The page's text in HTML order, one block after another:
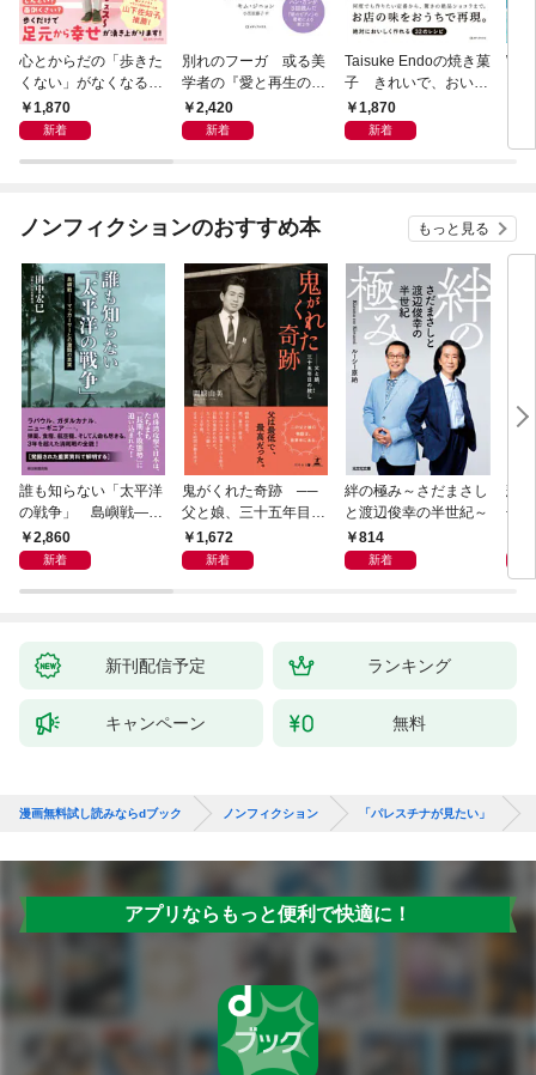
心とからだの「歩きた
くない」がなくなる
らせん流 ゆるらく歩
き
1,870
新着
別れのフーガ 或る美
学者の『愛と再生の断
章』2,420
新着
Taisuke Endoの焼き菓
子 きれいで、おいし
く、ナチュラルに
1,870
新着
ノンフィクションのおすすめ本 もっと見る
誰も知らない「太平洋
の戦争」 島嶼戦――
マッカーサーとの激闘
の真実
2,860
新着
鬼がくれた奇跡 ──
父と娘、三十五年目の
赦し1,672
新着
絆の極み～さだまさし
と渡辺俊幸の半世紀～
814
新着
悲
子
新刊配信予定 ランキング
キャンペーン 無料
漫画無料試し読みならdブック ノンフィクション 「パレスチナが見たい」
アプリならもっと便利で快適に！